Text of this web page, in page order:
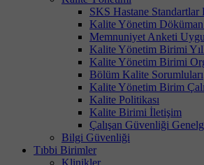
SKS Hastane Standartlar
Kalite Yönetim
Memnuniyet Anketi
Kalite Yönetim Birimi
Kalite Yönetim Birimi
Bölüm Kalite Sorumluları
Kalite Yönetim Birim
Kalite Politikası
Kalite Birimi İletişim
Çalışan Güvenliği
Bilgi Güvenliği
Tıbbi Birimler
Klinikler